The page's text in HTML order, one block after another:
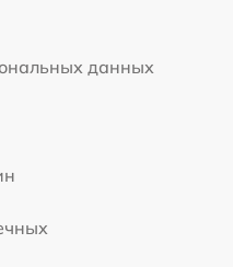
данных